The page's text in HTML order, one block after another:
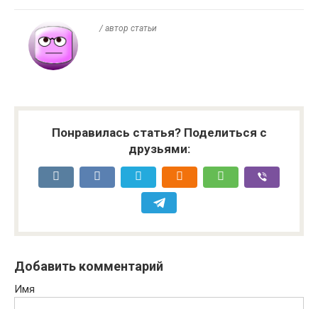
/ автор статьи
Понравилась статья? Поделиться с
друзьями:
Добавить комментарий
Имя